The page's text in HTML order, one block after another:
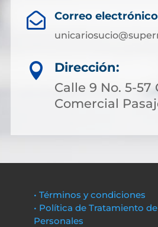
 Correo

Dirección:
Calle 9 No. 5-57
Comercial
• Términos y condiciones
• Política de Tratamiento
Personales